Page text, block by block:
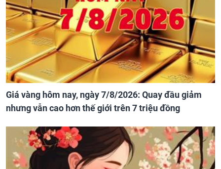
Giá vàng hôm nay, ngày 7/8/2026: Quay đầu giảm
nhưng vẫn cao hơn thế giới trên 7 triệu đồng